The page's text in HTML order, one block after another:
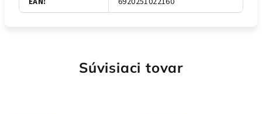
Súvisiaci tovar